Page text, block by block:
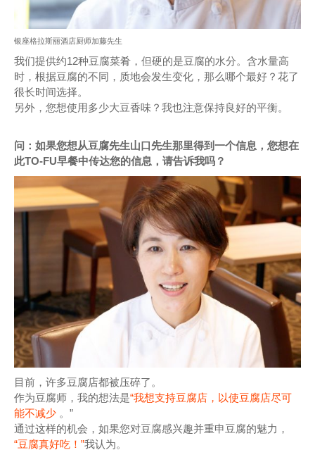
银座格拉斯丽酒店厨师加藤先生
我们提供约12种豆腐菜肴，但硬的是豆腐的水分。含水量高
时，根据豆腐的不同，质地会发生变化，那么哪个最好？花了
很长时间选择。
另外，您想使用多少大豆香味？我也注意保持良好的平衡。
问：如果您想从豆腐先生山口先生那里得到一个信息，您想在
此TO-FU早餐中传达您的信息，请告诉我吗？
目前，许多豆腐店都被压碎了。
作为豆腐师，我的想法是“我想支持豆腐店，以使豆腐店尽可
能不减少 。”
通过这样的机会，如果您对豆腐感兴趣并重申豆腐的魅力，
“豆腐真好吃！”我认为。